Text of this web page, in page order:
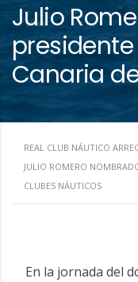
Julio
Canaria
REAL CLUB NÁUTICO
JULIO ROMERO
CLUBES NÁUTICOS
En la jornada del